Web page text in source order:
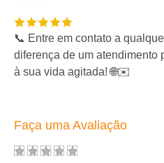
📞 Entre em contato a
diferença de um atendimento
à sua vida agitada! 🌐✉️
Faça uma Avaliação